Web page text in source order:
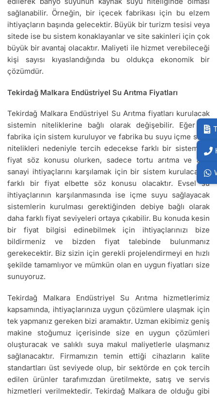
sağlanabilir. Örneğin, bir içecek fabrikası için bu elzem
ihtiyaçların başında gelecektir. Büyük bir turizm tesisi veya
sitede ise bu sistem konaklayanlar ve site sakinleri için çok
büyük bir avantaj olacaktır. Maliyeti ile hizmet verebileceği
kişi sayısı kıyaslandığında bu oldukça ekonomik bir
çözümdür.
Tekirdağ Malkara Endüstriyel Su Arıtma Fiyatları
Tekirdağ Malkara Endüstriyel Su Arıtma fiyatları kurulacak
sistemin niteliklerine bağlı olarak değişebilir. Eğer bir
fabrika için sistem kuruluyor ve fabrika bu suyu içme suyu
nitelikleri nedeniyle tercih edecekse farklı bir sistem ve
fiyat söz konusu olurken, sadece tortu arıtma ve ağır
sanayi ihtiyaçlarını karşılamak için bir sistem kurulacaksa
farklı bir fiyat elbette söz konusu olacaktır. Evsel su
ihtiyaçlarının karşılanmasında ise içme suyu sağlayacak
sistemlerin kurulması gerektiğinden debiye bağlı olarak
daha farklı fiyat seviyeleri ortaya çıkabilir. Bu konuda kesin
bir fiyat bilgisi edinebilmek için ihtiyaçlarınızı bize
bildirmeniz ve bizden fiyat talebinde bulunmanız
gerekecektir. Biz sizin için gerekli projelendirmeyi en hızlı
şekilde tamamlıyor ve mümkün olan en uygun fiyatları size
sunuyoruz.
Tekirdağ Malkara Endüstriyel Su Arıtma hizmetlerimiz
kapsamında, ihtiyaçlarınıza uygun çözümlere ulaşmak için
tek yapmanız gereken bizi aramaktır. Uzman ekibimiz geniş
makine stoğumuz içerisinde size en uygun çözümleri
oluşturacak ve salıklı suya makul maliyetlerle ulaşmanız
sağlanacaktır. Firmamızın temin ettiği cihazların kalite
standartları üst seviyede olup, bir sektörde en çok tercih
edilen ürünler tarafımızdan üretilmekte, satış ve servis
hizmetleri verilmektedir. Tekirdağ Malkara de olduğu gibi